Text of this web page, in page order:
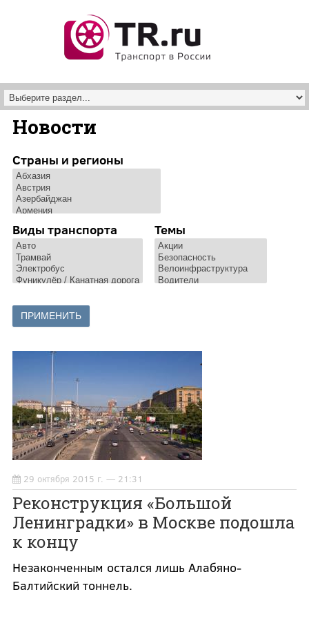
Новости
Страны и регионы
Виды транспорта Темы
29 октября 2015 г. — 21:31
Реконструкция «Большой
Ленинградки» в Москве подошла
к концу
Незаконченным остался лишь Алабяно-
Балтийский тоннель.